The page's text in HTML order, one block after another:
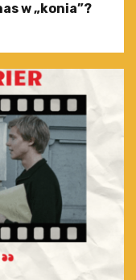
w „konia”?